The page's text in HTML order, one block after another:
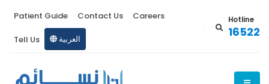
Patient Guide Contact Us Careers
Tell Us العربية
Hotline
16522